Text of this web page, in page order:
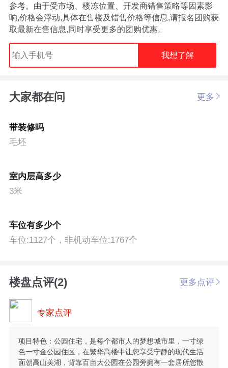
参考。由于受市场、楼冻位置、开发商错售策略等因素影
响,价格会浮动,具体在售楼及错售价格等信息,请报名团购获
取最新在售信息,同时享受更多的团购优惠。
我想了解
大家都在问 更多
带装修吗
毛坯
室内层高多少
3米
车位有多少个
车位:1127个，非机动车位:1767个
楼盘点评(2) 更多点评
专家点评
项目特色：公园住宅，是每个都市人的梦想城市里，一寸绿
色一寸金公园住区，在繁华高楼中让您享受宁静的现代生活
面朝高山美湖，背靠百亩大公园在公园旁拥有一套居所您散